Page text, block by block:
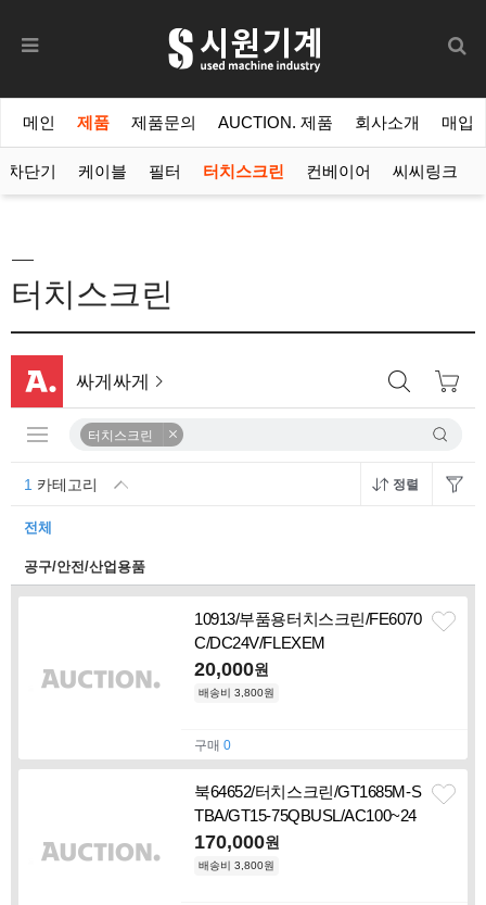
메인 제품 제품문의 AUCTION. 제품 회사소개 매입
차단기 케이블 필터 터치스크린 컨베이어 씨씨링크
터치스크린